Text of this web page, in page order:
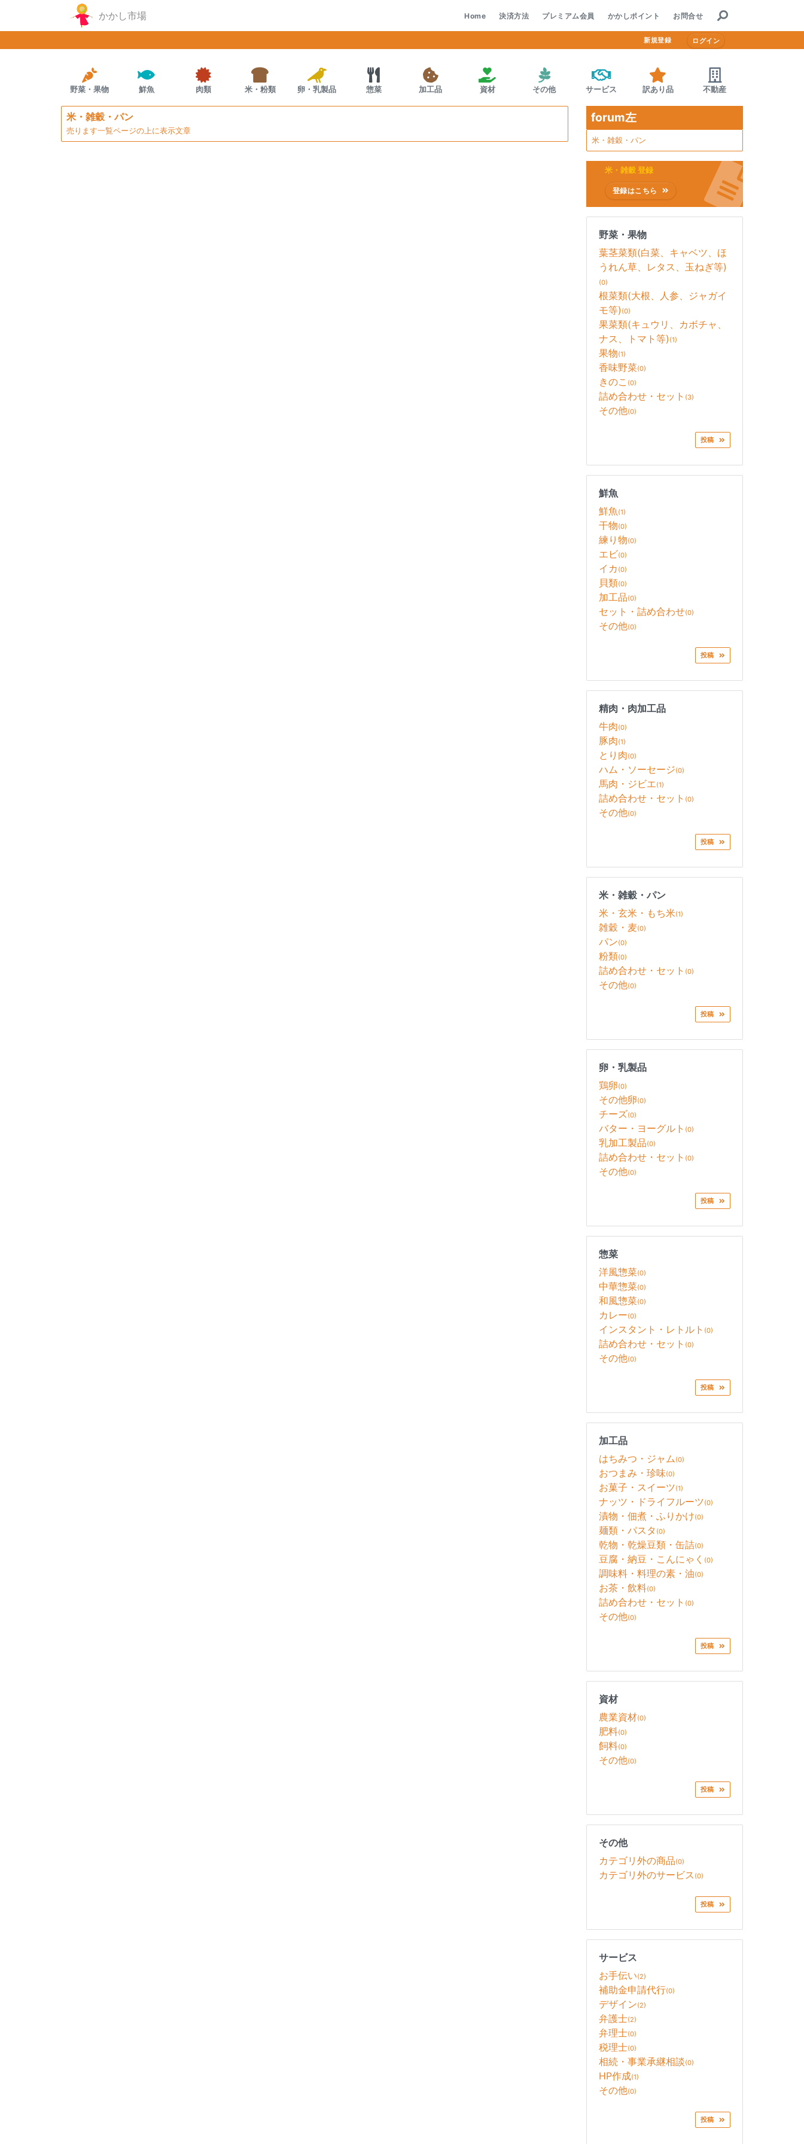
コンテンツにスキップする
かかし市場 Home 決済方法 プレミアム会員 かかしポイント お問合せ
新規登録 ログイン
野菜・果物 鮮魚 肉類 米・粉類 卵・乳製品 惣菜 加工品 資材 その他 サービス 訳あり品 不動産
米・雑穀・パン
売ります一覧ページの上に表示文章
forum左
米・雑穀・パン
米・雑穀 登録
登録はこちら
野菜・果物
葉茎菜類(白菜、キャベツ、ほ
うれん草、レタス、玉ねぎ等)
(0)
根菜類(大根、人参、ジャガイ
モ等) (0)
果菜類(キュウリ、カボチャ、
ナス、トマト等) (1)
果物(1)
香味野菜(0)
きのこ (0)
詰め合わせ・セット (3)
その他(0)
投稿
鮮魚
鮮魚(1)
干物(0)
練り物(0)
エビ(0)
イカ (0)
貝類(0)
加工品(0)
セット・詰め合わせ(0)
その他(0)
投稿
精肉・肉加工品
牛肉(0)
豚肉(1)
とり肉(0)
ハム・ソーセージ(0)
馬肉・ジビエ(1)
詰め合わせ・セット (0)
その他(0)
投稿
米・雑穀・パン
米・玄米・もち米(1)
雑穀・麦(0)
パン(0)
粉類(0)
詰め合わせ・セット (0)
その他(0)
投稿
卵・乳製品
鶏卵(0)
その他卵(0)
チーズ(0)
バター・ヨーグルト (0)
乳加工製品(0)
詰め合わせ・セット (0)
その他(0)
投稿
惣菜
洋風惣菜(0)
中華惣菜(0)
和風惣菜(0)
カレー(0)
インスタント・レトルト (0)
詰め合わせ・セット (0)
その他(0)
投稿
加工品
はちみつ・ジャム(0)
おつまみ・珍味(0)
お菓子・スイーツ(1)
ナッツ・ドライフルーツ(0)
漬物・佃煮・ふりかけ(0)
麺類・パスタ (0)
乾物・乾燥豆類・缶詰(0)
豆腐・納豆・こんにゃく (0)
調味料・料理の素・油(0)
お茶・飲料(0)
詰め合わせ・セット (0)
その他(0)
投稿
資材
農業資材(0)
肥料(0)
飼料(0)
その他(0)
投稿
その他
カテゴリ外の商品(0)
カテゴリ外のサービス (0)
投稿
サービス
お手伝い(2)
補助金申請代行(0)
デザイン(2)
弁護士(2)
弁理士(0)
税理士(0)
相続・事業承継相談(0)
HP作成(1)
その他(0)
投稿
Home
決済方法
プレミアム会員
かかしポイント
お問合せ